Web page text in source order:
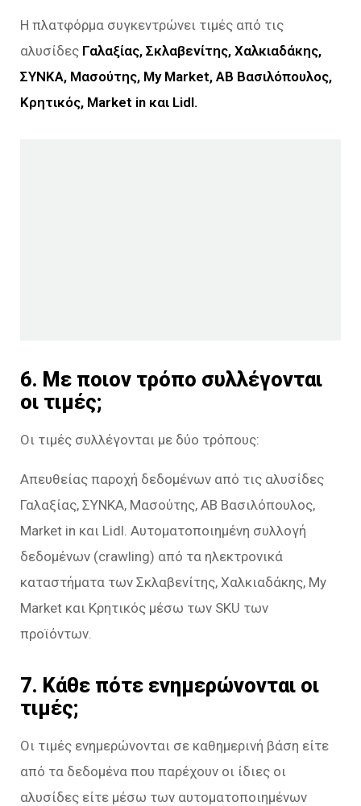
Η πλατφόρμα συγκεντρώνει τιμές από τις
αλυσίδες Γαλαξίας, Σκλαβενίτης, Χαλκιαδάκης,
ΣΥΝΚΑ, Μασούτης, My Market, ΑΒ Βασιλόπουλος,
Κρητικός, Market in και Lidl.
6. Με ποιον τρόπο συλλέγονται
οι τιμές;
Οι τιμές συλλέγονται με δύο τρόπους:
Απευθείας παροχή δεδομένων από τις αλυσίδες
Γαλαξίας, ΣΥΝΚΑ, Μασούτης, ΑΒ Βασιλόπουλος,
Market in και Lidl. Αυτοματοποιημένη συλλογή
δεδομένων (crawling) από τα ηλεκτρονικά
καταστήματα των Σκλαβενίτης, Χαλκιαδάκης, My
Market και Κρητικός μέσω των SKU των
προϊόντων.
7. Κάθε πότε ενημερώνονται οι
τιμές;
Οι τιμές ενημερώνονται σε καθημερινή βάση είτε
από τα δεδομένα που παρέχουν οι ίδιες οι
αλυσίδες είτε μέσω των αυτοματοποιημένων